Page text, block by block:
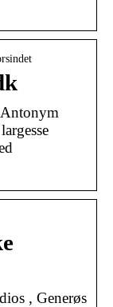
, Generøs